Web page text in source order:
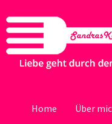
Home Über